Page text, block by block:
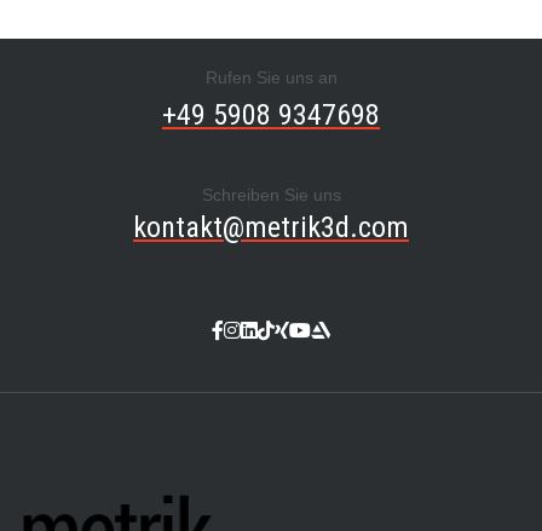
Rufen Sie uns an
+49 5908 9347698
Schreiben Sie uns
kontakt@metrik3d.com